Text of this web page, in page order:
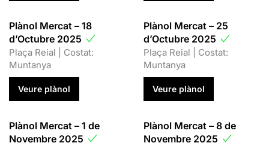
Plànol Mercat – 18
d’Octubre 2025
Plaça Reial | Costat:
Muntanya
Veure plànol
Plànol Mercat – 25
d’Octubre 2025
Plaça Reial | Costat:
Muntanya
Veure plànol
Plànol Mercat – 1 de
Novembre 2025
Plànol Mercat – 8 de
Novembre 2025